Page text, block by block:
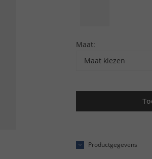
Maat:
Maat kiezen
Productgegevens